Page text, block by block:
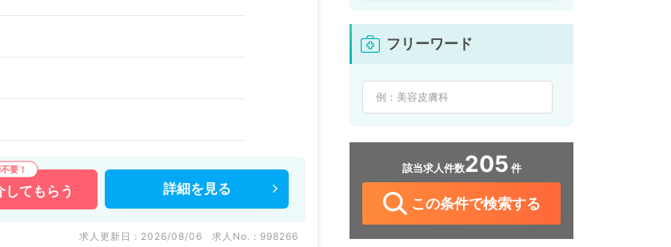
してもらう 詳細を 見る
求人更新日 : 2026/08/06 求人No. : 998266
フリーワード
該当求人件数205 件
この条件で検索する